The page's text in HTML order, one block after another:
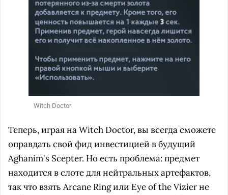
Witch Doctor
Теперь, играя на Witch Doctor, вы всегда сможете
оправдать свой фид инвестицией в будущий
Aghanim's Scepter. Но есть проблема: предмет
находится в слоте для нейтральных артефактов,
так что взять Arcane Ring или Eye of the Vizier не